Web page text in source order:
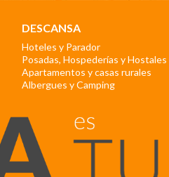
DESCANSA
Hoteles y Parador
Posadas, Hospederías y Hostales
Apartamentos y casas rurales
Albergues y Camping